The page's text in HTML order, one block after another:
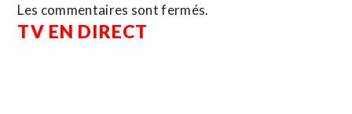
Les commentaires sont fermés.
TV EN DIRECT